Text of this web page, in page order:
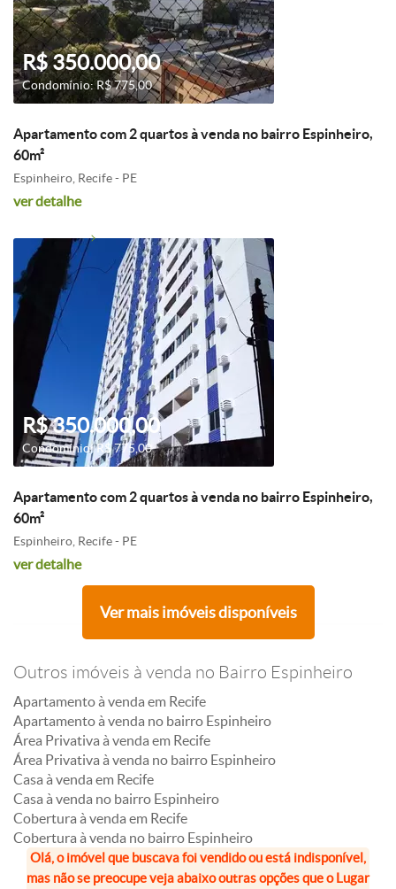
R$ 350.000,00
Condomínio: R$ 775,00
Apartamento com 2 quartos à venda no bairro Espinheiro,
60m²
Espinheiro, Recife - PE
ver detalhe
R$ 350.000,00
Condomínio: R$ 775,00
Apartamento com 2 quartos à venda no bairro Espinheiro,
60m²
Espinheiro, Recife - PE
ver detalhe
Ver mais imóveis disponíveis
Outros imóveis à venda no Bairro Espinheiro
Apartamento à venda em Recife
Apartamento à venda no bairro Espinheiro
Área Privativa à venda em Recife
Área Privativa à venda no bairro Espinheiro
Casa à venda em Recife
Casa à venda no bairro Espinheiro
Cobertura à venda em Recife
Cobertura à venda no bairro Espinheiro
Olá, o imóvel que buscava foi vendido ou está indisponível,
mas não se preocupe veja abaixo outras opções que o Lugar